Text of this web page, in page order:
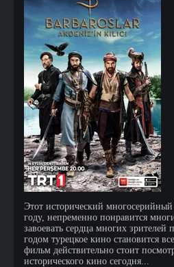
Этот исторический
году, непременно понравится
завоевать сердца многих
годом турецкое кино становится
фильм действительно стоит
исторического кино сегодня...